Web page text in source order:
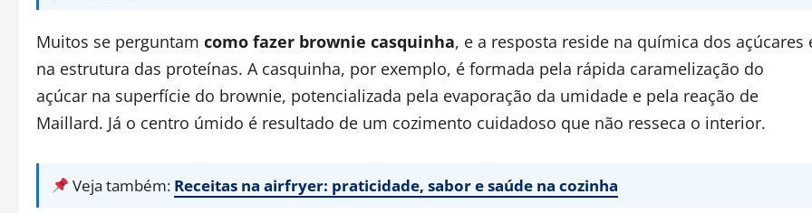
Muitos se perguntam como fazer brownie casquinha, e a resposta reside na química dos açúcares
na estrutura das proteínas. A casquinha, por exemplo, é formada pela rápida caramelização do
açúcar na superfície do brownie, potencializada pela evaporação da umidade e pela reação de
Maillard. Já o centro úmido é resultado de um cozimento cuidadoso que não resseca o interior.
Veja também: Receitas na airfryer: praticidade, sabor e saúde na cozinha